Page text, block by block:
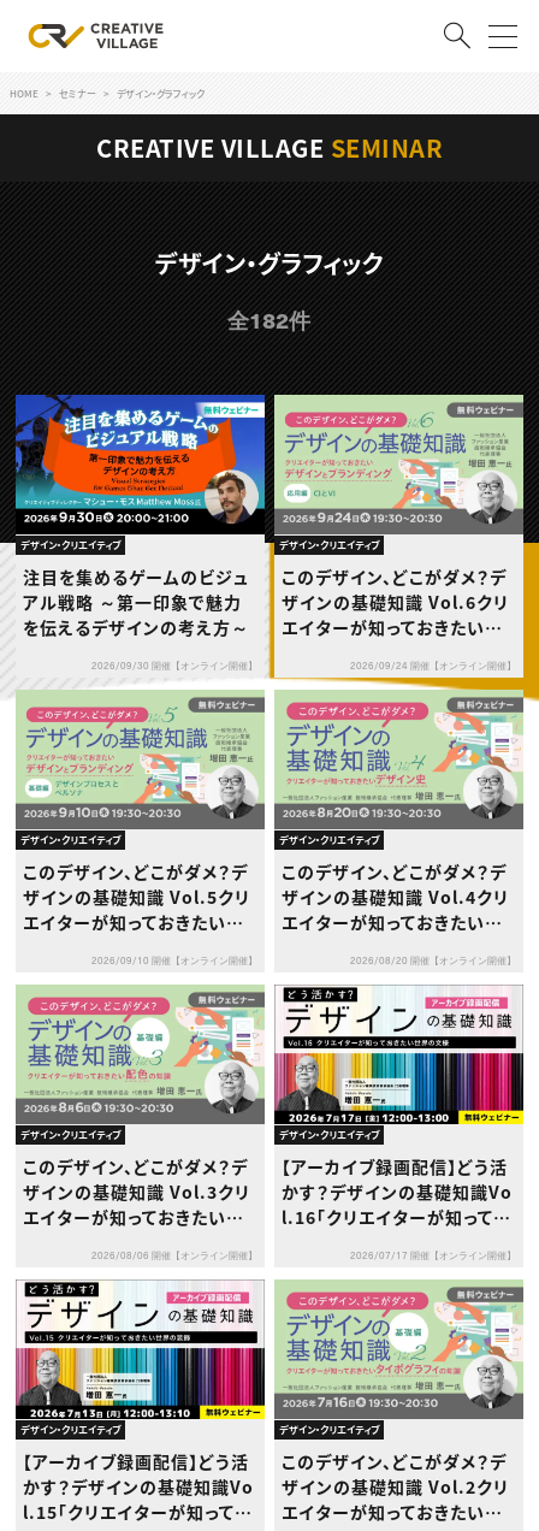
ログイン 会員登録
RECRUIT
クリエイター求人を探す
CREATIVE JOB求人検索
特集求人
採用説明会
転職支援サービス
CONTENTS
スキルアップしたい！
スキルアップしたい！ トップ
デザイン
プログラミング
動画配信・映像制作
編集・ライティング
マーケティング
ディレクション
業界解説・キャリア事情
お役立ち基礎知識
TOP Creator’s コラム
TOP Creator’s コラム トップ
Webクリエイター
アプリクリエイター
ゲームクリエイター
映像クリエイター
マーケッター
クリエイターインタビュー
C＆R Magazine
セミナー
ニュース・トレンド
ニュース・トレンド トップ
Web
映像
ゲーム・エンタメ
広告
出版
CREATIVE VILLAGEからのお知らせ
プロフェッショナル×つながる×メディア
HOME セミナー デザイン・グラフィック
CREATIVE VILLAGE SEMINAR
デザイン・グラフィック
全182件
デザイン・クリエイティブ
注目を集めるゲームのビジュ
アル戦略 ～第一印象で魅力
を伝えるデザインの考え方～
2026/09/30 開催【オンライン開催】
デザイン・クリエイティブ
このデザイン、どこがダメ？デ
ザインの基礎知識 Vol.6クリ
エイターが知っておきたいデ
編］～CIとVI～2026/09/24 開催【オンライン開催】
デザイン・クリエイティブ
このデザイン、どこがダメ？デ
ザインの基礎知識 Vol.5クリ
エイターが知っておきたいデ
編］～デザインプロセスとペ
ルソナ～
2026/09/10 開催【オンライン開催】
デザイン・クリエイティブ
このデザイン、どこがダメ？デ
ザインの基礎知識 Vol.4クリ
エイターが知っておきたいデ
2026/08/20 開催【オンライン開催】
デザイン・クリエイティブ
このデザイン、どこがダメ？デ
ザインの基礎知識 Vol.3クリ
エイターが知っておきたい配
2026/08/06 開催【オンライン開催】
デザイン・クリエイティブ
【アーカイブ録画配信】どう活
かす？デザインの基礎知識Vo
l.16「クリエイターが知ってお
2026/07/17 開催【オンライン開催】
デザイン・クリエイティブ
【アーカイブ録画配信】どう活
かす？デザインの基礎知識Vo
l.15「クリエイターが知ってお
デザイン・クリエイティブ
このデザイン、どこがダメ？デ
ザインの基礎知識 Vol.2クリ
エイターが知っておきたいタ